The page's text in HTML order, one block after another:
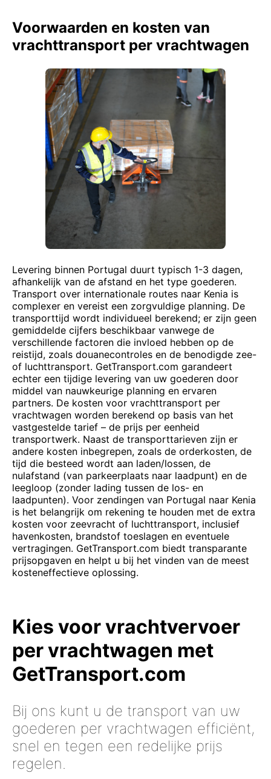
Voorwaarden en kosten van
vrachttransport per vrachtwagen
Levering binnen Portugal duurt typisch 1-3 dagen,
afhankelijk van de afstand en het type goederen.
Transport over internationale routes naar Kenia is
complexer en vereist een zorgvuldige planning. De
transporttijd wordt individueel berekend; er zijn geen
gemiddelde cijfers beschikbaar vanwege de
verschillende factoren die invloed hebben op de
reistijd, zoals douanecontroles en de benodigde zee-
of luchttransport. GetTransport.com garandeert
echter een tijdige levering van uw goederen door
middel van nauwkeurige planning en ervaren
partners. De kosten voor vrachttransport per
vrachtwagen worden berekend op basis van het
vastgestelde tarief – de prijs per eenheid
transportwerk. Naast de transporttarieven zijn er
andere kosten inbegrepen, zoals de orderkosten, de
tijd die besteed wordt aan laden/lossen, de
nulafstand (van parkeerplaats naar laadpunt) en de
leegloop (zonder lading tussen de los- en
laadpunten). Voor zendingen van Portugal naar Kenia
is het belangrijk om rekening te houden met de extra
kosten voor zeevracht of luchttransport, inclusief
havenkosten, brandstof toeslagen en eventuele
vertragingen. GetTransport.com biedt transparante
prijsopgaven en helpt u bij het vinden van de meest
kosteneffectieve oplossing.
Kies voor vrachtvervoer
per vrachtwagen met
GetTransport.com
Bij ons kunt u de transport van uw
goederen per vrachtwagen efficiënt,
snel en tegen een redelijke prijs
regelen.